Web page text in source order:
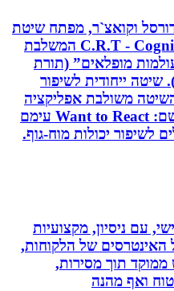
וקואצ`ר, מפתח שיטת
C.R.T - Cognitive Reaction Training המשלבת
מופלאים” (תורת
ייחודית לשיפור
משולבת אפליקציה
ייחודית וערכה ייעודיות בשם: Want to React עימם
יכולות מוח-גוף.
ניסיון, מקצועיות
של הלקוחות,
תוך מסירות,
מהנה